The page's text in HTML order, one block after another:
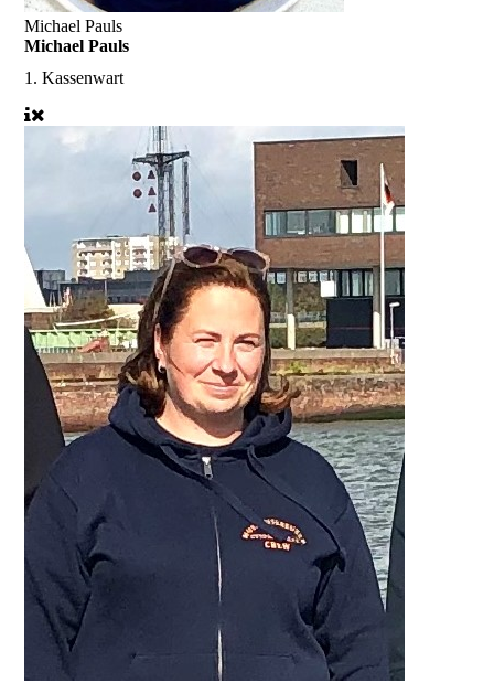
Michael Pauls
Michael Pauls
1. Kassenwart